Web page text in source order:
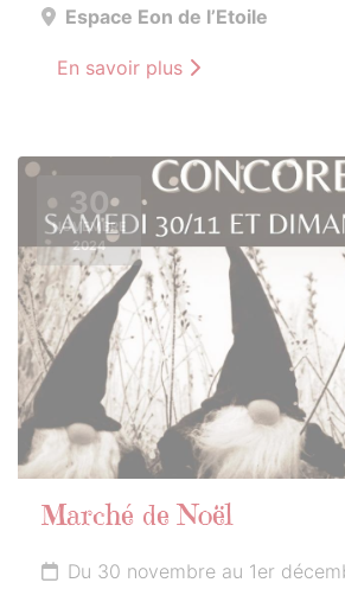
Espace Eon de l’Etoile
En savoir plus
30
NOVEMBRE
2024
Marché de Noël
Du 30 novembre au 1er